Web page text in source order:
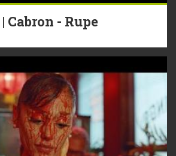
Cabron - Rupe